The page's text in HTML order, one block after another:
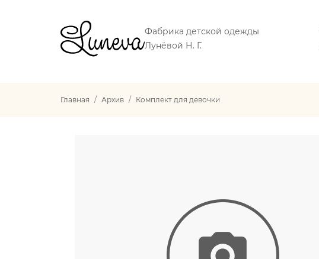
Фабрика детской одежды
Лунёвой Н. Г.
Главная Архив Комплект для девочки